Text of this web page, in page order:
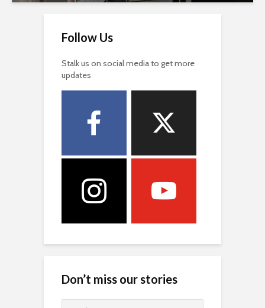
Follow Us
Stalk us on social media to get more
updates
Don’t miss our stories